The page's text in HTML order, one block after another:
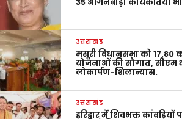
35 आंगनबाड़ी कार्यकर्तियां
उत्तराखंड
मसूरी विधानसभा को 17.80
योजनाओं की सौगात, सीएम
लोकार्पण-शिलान्यास.
उत्तराखंड
हरिद्वार में शिवभक्त कांवड़ियों